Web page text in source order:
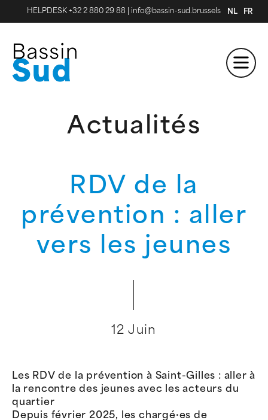
HELPDESK +32 2 880 29 88 info@bassin-sud.brussels NL FR
Actualités
RDV de la
prévention : aller
vers les jeunes
12 Juin
Les RDV de la prévention à Saint-Gilles : aller à
la rencontre des jeunes avec les acteurs du
quartier
Depuis février 2025, les chargé·es de